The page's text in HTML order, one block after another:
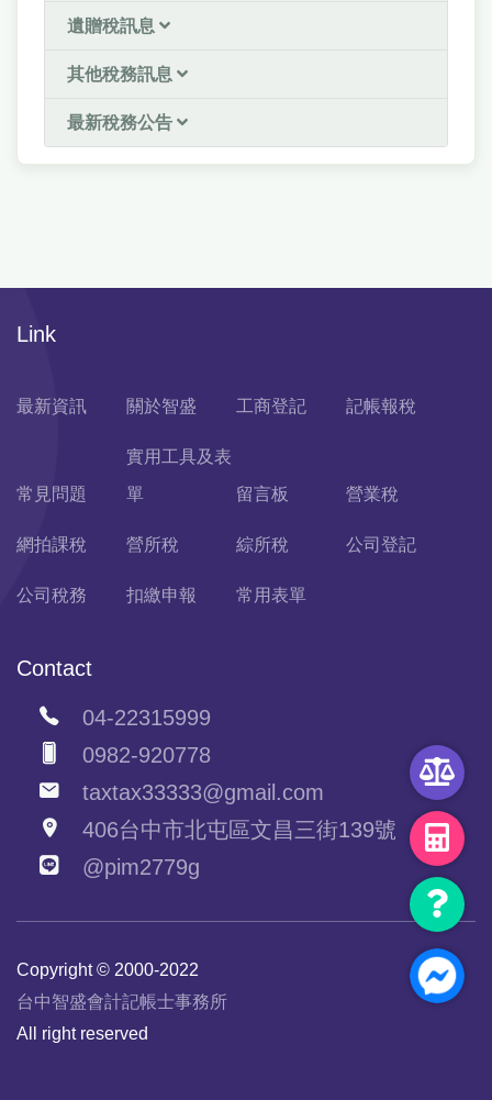
遺贈稅訊息
其他稅務訊息
最新稅務公告
Link
最新資訊 關於智盛 工商登記 記帳報稅
常見問題
實用工具及表
單
留言板 營業稅
網拍課稅 營所稅 綜所稅 公司登記
公司稅務 扣繳申報 常用表單
Contact
04-22315999
0982-920778
taxtax33333@gmail.com
406台中市北屯區文昌三街139號
@pim2779g
Copyright © 2000-2022
台中智盛會計記帳士事務所
All right reserved